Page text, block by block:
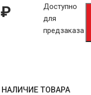
₽
Доступно
для
предзаказа
НАЛИЧИЕ ТОВАРА